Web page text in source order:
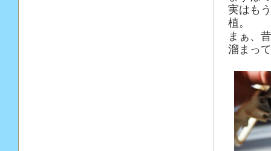
実はも
植。
まぁ、
溜まっ